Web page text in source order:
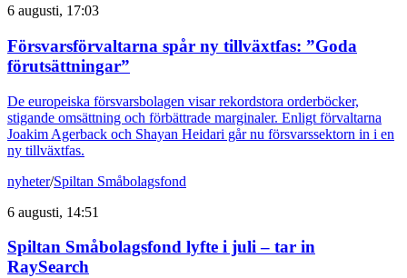
6 augusti, 17:03
Försvarsförvaltarna spår ny tillväxtfas: ”Goda
förutsättningar”
De europeiska försvarsbolagen visar rekordstora orderböcker,
stigande omsättning och förbättrade marginaler. Enligt förvaltarna
Joakim Agerback och Shayan Heidari går nu försvarssektorn in i en
ny tillväxtfas.
nyheter/Spiltan Småbolagsfond
6 augusti, 14:51
Spiltan Småbolagsfond lyfte i juli – tar in
RaySearch